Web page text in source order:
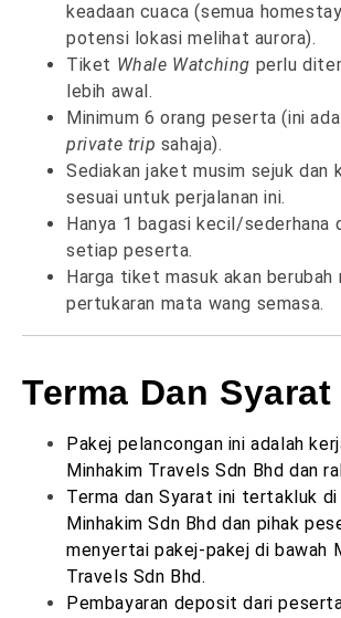
keadaan cuaca (semua
potensi lokasi melihat aurora).
Tiket Whale Watching perlu
lebih awal.
Minimum 6 orang peserta (ini
private trip sahaja).
Sediakan jaket musim sejuk dan
sesuai untuk perjalanan ini.
Hanya 1 bagasi kecil/sederhana
setiap peserta.
Harga tiket masuk akan berubah
pertukaran mata wang semasa.
Terma Dan Syarat
Pakej pelancongan ini adalah
Minhakim Travels Sdn Bhd dan
Terma dan Syarat ini tertakluk di
Minhakim Sdn Bhd dan pihak
menyertai pakej-pakej di bawah
Travels Sdn Bhd.
Pembayaran deposit dari